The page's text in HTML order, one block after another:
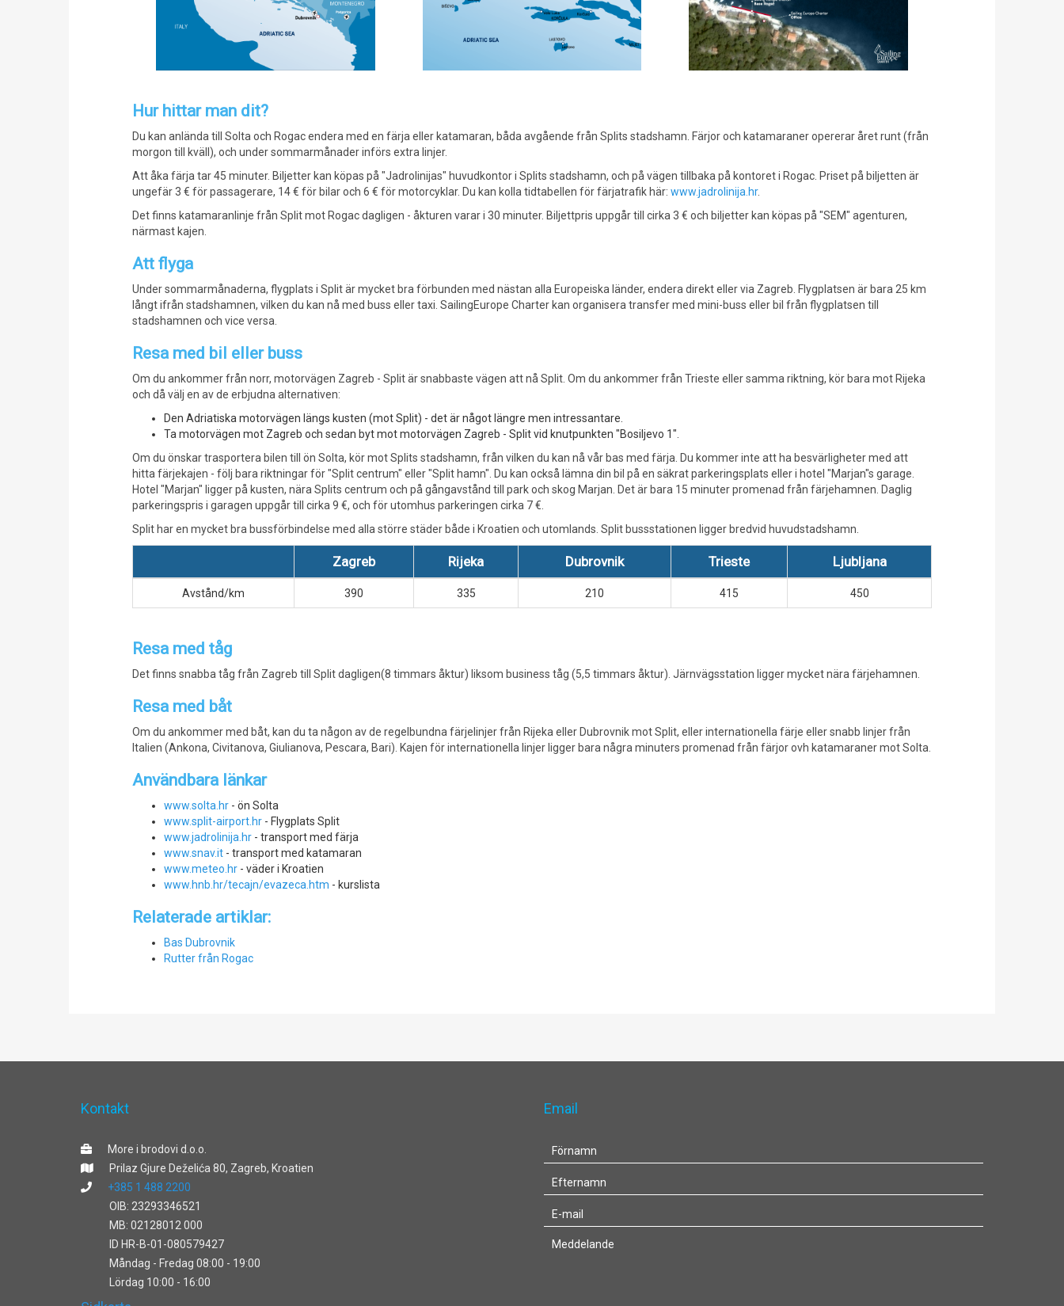
Hur hittar man dit?
Du kan anlända till Solta och Rogac endera med en färja eller katamaran, båda avgående från Splits stadshamn. Färjor och katamaraner opererar året runt (från
morgon till kväll), och under sommarmånader införs extra linjer.
Att åka färja tar 45 minuter. Biljetter kan köpas på "Jadrolinijas" huvudkontor i Splits stadshamn, och på vägen tillbaka på kontoret i Rogac. Priset på biljetten är
ungefär 3 € för passagerare, 14 € för bilar och 6 € för motorcyklar. Du kan kolla tidtabellen för färjatrafik här: www.jadrolinija.hr.
Det finns katamaranlinje från Split mot Rogac dagligen - åkturen varar i 30 minuter. Biljettpris uppgår till cirka 3 € och biljetter kan köpas på "SEM" agenturen,
närmast kajen.
Att flyga
Under sommarmånaderna, flygplats i Split är mycket bra förbunden med nästan alla Europeiska länder, endera direkt eller via Zagreb. Flygplatsen är bara 25 km
långt ifrån stadshamnen, vilken du kan nå med buss eller taxi. SailingEurope Charter kan organisera transfer med mini-buss eller bil från flygplatsen till
stadshamnen och vice versa.
Resa med bil eller buss
Om du ankommer från norr, motorvägen Zagreb - Split är snabbaste vägen att nå Split. Om du ankommer från Trieste eller samma riktning, kör bara mot Rijeka
och då välj en av de erbjudna alternativen:
Den Adriatiska motorvägen längs kusten (mot Split) - det är något längre men intressantare.
Ta motorvägen mot Zagreb och sedan byt mot motorvägen Zagreb - Split vid knutpunkten "Bosiljevo 1".
Om du önskar trasportera bilen till ön Solta, kör mot Splits stadshamn, från vilken du kan nå vår bas med färja. Du kommer inte att ha besvärligheter med att
hitta färjekajen - följ bara riktningar för "Split centrum" eller "Split hamn". Du kan också lämna din bil på en säkrat parkeringsplats eller i hotel "Marjan"s garage.
Hotel "Marjan" ligger på kusten, nära Splits centrum och på gångavstånd till park och skog Marjan. Det är bara 15 minuter promenad från färjehamnen. Daglig
parkeringspris i garagen uppgår till cirka 9 €, och för utomhus parkeringen cirka 7 €.
Split har en mycket bra bussförbindelse med alla större städer både i Kroatien och utomlands. Split bussstationen ligger bredvid huvudstadshamn.
Zagreb Rijeka Dubrovnik Trieste Ljubljana
Avstånd/km 390 335 210 415 450
Resa med tåg
Det finns snabba tåg från Zagreb till Split dagligen(8 timmars åktur) liksom business tåg (5,5 timmars åktur). Järnvägsstation ligger mycket nära färjehamnen.
Resa med båt
Om du ankommer med båt, kan du ta någon av de regelbundna färjelinjer från Rijeka eller Dubrovnik mot Split, eller internationella färje eller snabb linjer från
Italien (Ankona, Civitanova, Giulianova, Pescara, Bari). Kajen för internationella linjer ligger bara några minuters promenad från färjor ovh katamaraner mot Solta.
Användbara länkar
www.solta.hr - ön Solta
www.split-airport.hr - Flygplats Split
www.jadrolinija.hr - transport med färja
www.snav.it - transport med katamaran
www.meteo.hr - väder i Kroatien
www.hnb.hr/tecajn/evazeca.htm - kurslista
Relaterade artiklar:
Bas Dubrovnik
Rutter från Rogac
Kontakt
More i brodovi d.o.o.
Prilaz Gjure Deželića 80, Zagreb, Kroatien
+385 1 488 2200
OIB: 23293346521
MB: 02128012 000
ID HR-B-01-080579427
Måndag - Fredag 08:00 - 19:00
Lördag 10:00 - 16:00
Email